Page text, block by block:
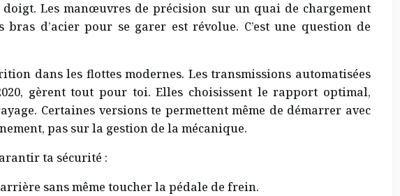
Les manœuvres de précision sur un quai de chargement
d’acier pour se garer est révolue. C’est une question de
dans les flottes modernes. Les transmissions automatisées
gèrent tout pour toi. Elles choisissent le rapport optimal,
Certaines versions te permettent même de démarrer avec
pas sur la gestion de la mécanique.
ta sécurité :
sans même toucher la pédale de frein.